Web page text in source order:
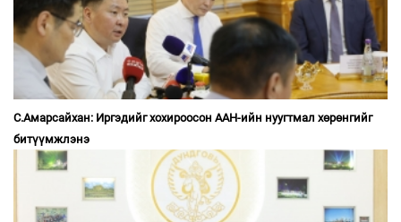
С.Амарсайхан: Иргэдийг хохироосон ААН-ийн нуугтмал хөрөнгийг
битүүмжлэнэ